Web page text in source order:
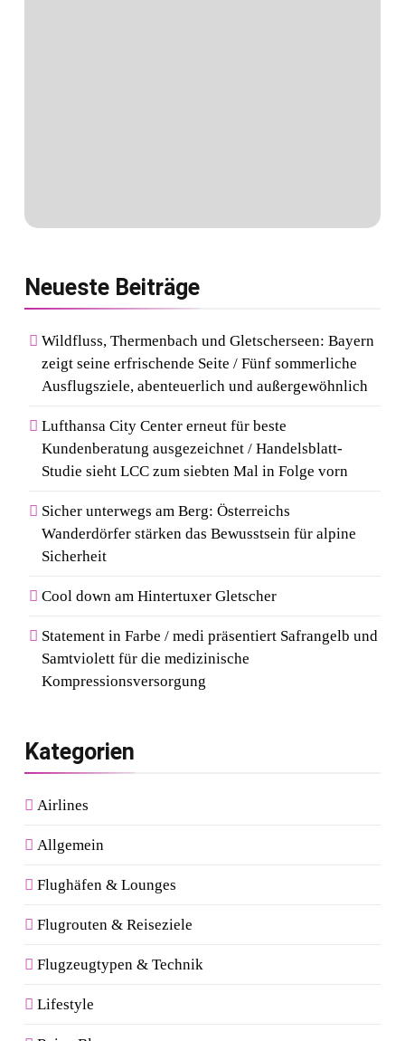
Neueste Beiträge
Wildfluss, Thermenbach und Gletscherseen: Bayern
zeigt seine erfrischende Seite / Fünf sommerliche
Ausflugsziele, abenteuerlich und außergewöhnlich
Lufthansa City Center erneut für beste
Kundenberatung ausgezeichnet / Handelsblatt-
Studie sieht LCC zum siebten Mal in Folge vorn
Sicher unterwegs am Berg: Österreichs
Wanderdörfer stärken das Bewusstsein für alpine
Sicherheit
Cool down am Hintertuxer Gletscher
Statement in Farbe / medi präsentiert Safrangelb und
Samtviolett für die medizinische
Kompressionsversorgung
Kategorien
Airlines
Allgemein
Flughäfen & Lounges
Flugrouten & Reiseziele
Flugzeugtypen & Technik
Lifestyle